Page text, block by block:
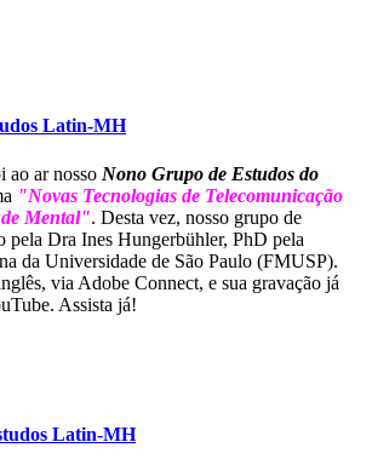
Latin-MH
ao ar nosso Nono Grupo de Estudos do
"Novas Tecnologias de Telecomunicação
Mental". Desta vez, nosso grupo de
pela Dra Ines Hungerbühler, PhD pela
da Universidade de São Paulo (FMUSP).
via Adobe Connect, e sua gravação já
Assista já!
Latin-MH